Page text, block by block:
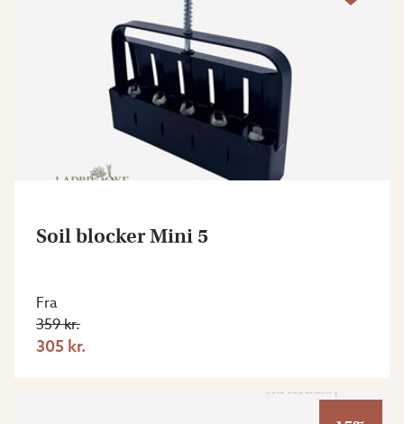
Soil blocker Mini 5
Fra
359 kr.
305 kr.